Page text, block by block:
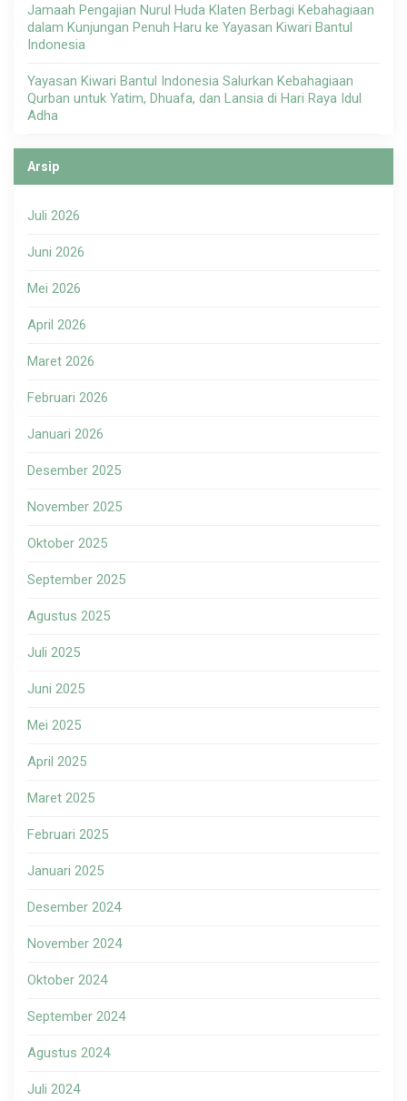
Jamaah Pengajian Nurul Huda Klaten Berbagi Kebahagiaan
dalam Kunjungan Penuh Haru ke Yayasan Kiwari Bantul
Indonesia
Yayasan Kiwari Bantul Indonesia Salurkan Kebahagiaan
Qurban untuk Yatim, Dhuafa, dan Lansia di Hari Raya Idul
Adha
Arsip
Juli 2026
Juni 2026
Mei 2026
April 2026
Maret 2026
Februari 2026
Januari 2026
Desember 2025
November 2025
Oktober 2025
September 2025
Agustus 2025
Juli 2025
Juni 2025
Mei 2025
April 2025
Maret 2025
Februari 2025
Januari 2025
Desember 2024
November 2024
Oktober 2024
September 2024
Agustus 2024
Juli 2024